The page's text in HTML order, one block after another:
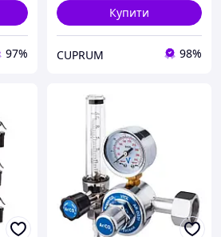
97%
Купити
CUPRUM 98%